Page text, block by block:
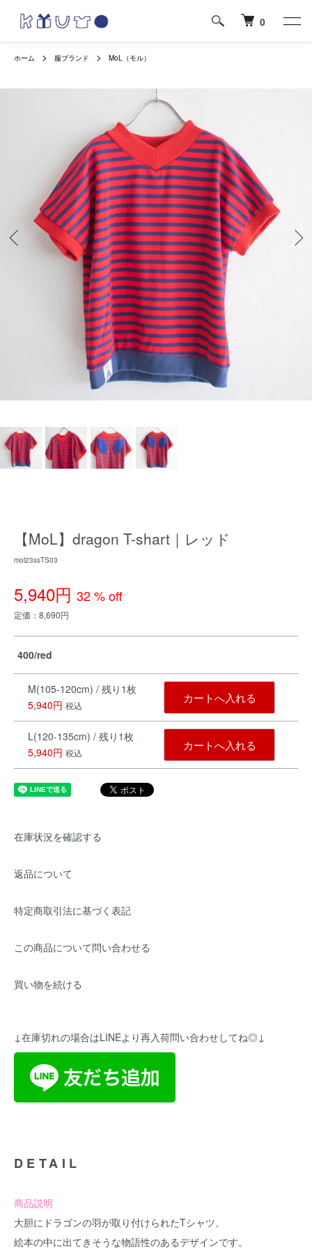
0
ホーム 服ブランド MoL（モル）
【MoL】dragon T-shart｜レッド
mol23ssTS03
5,940円 32 % off
定価：8,690円
400/red
M(105-120cm) / 残り1枚
5,940円 税込
カートへ入れる
L(120-135cm) / 残り1枚
5,940円 税込
カートへ入れる
在庫状況を確認する
返品について
特定商取引法に基づく表記
この商品について問い合わせる
買い物を続ける
↓在庫切れの場合はLINEより再入荷問い合わせしてね◎↓
DETAIL
商品説明
大胆にドラゴンの羽が取り付けられたTシャツ。
絵本の中に出てきそうな物語性のあるデザインです。